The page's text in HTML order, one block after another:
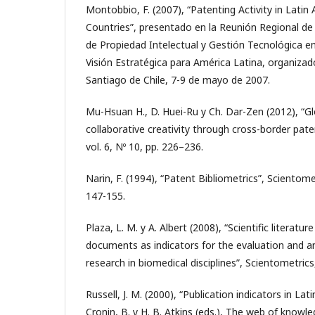
Montobbio, F. (2007), “Patenting Activity in Latin
Countries”, presentado en la Reunión Regional
de Propiedad Intelectual y Gestión Tecnológica
Visión Estratégica para América Latina,
Santiago de Chile, 7-9 de mayo de 2007.
Mu-Hsuan H., D. Huei-Ru y Ch. Dar-Zen (2012),
collaborative creativity through cross-border
vol. 6, Nº 10, pp. 226–236.
Narin, F. (1994), “Patent Bibliometrics”,
147-155.
Plaza, L. M. y A. Albert (2008), “Scientific
documents as indicators for the evaluation and
research in biomedical disciplines”,
Russell, J. M. (2000), “Publication indicators in
Cronin, B. y H. B. Atkins (eds.), The web of